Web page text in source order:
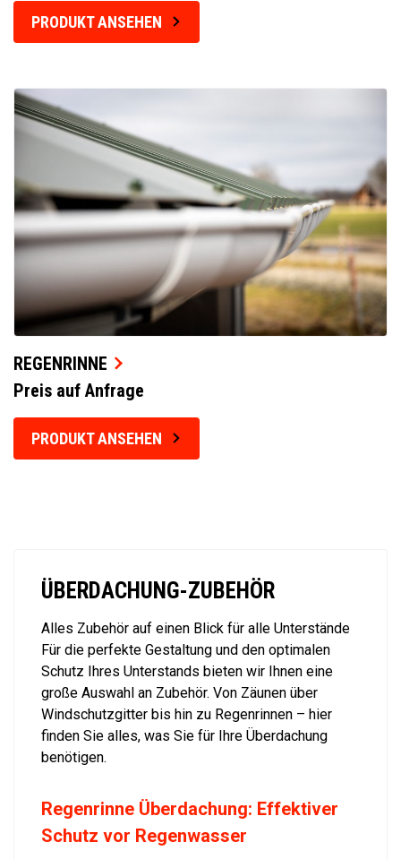
PRODUKT ANSEHEN
REGENRINNE
Preis auf Anfrage
PRODUKT ANSEHEN
ÜBERDACHUNG-ZUBEHÖR
Alles Zubehör auf einen Blick für alle Unterstände
Für die perfekte Gestaltung und den optimalen
Schutz Ihres Unterstands bieten wir Ihnen eine
große Auswahl an Zubehör. Von Zäunen über
Windschutzgitter bis hin zu Regenrinnen – hier
finden Sie alles, was Sie für Ihre Überdachung
benötigen.
Regenrinne Überdachung: Effektiver
Schutz vor Regenwasser